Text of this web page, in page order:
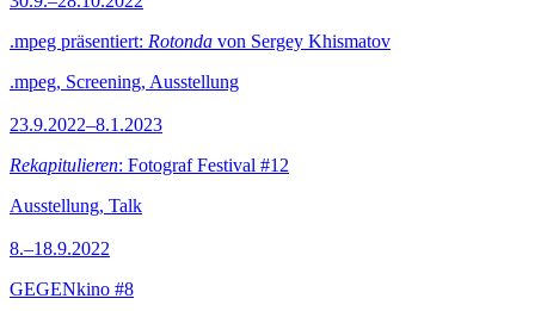
.mpeg präsentiert: Rotonda von Sergey Khismatov
.mpeg, Screening, Ausstellung
23.9.2022–8.1.2023
Rekapitulieren: Fotograf Festival #12
Ausstellung, Talk
8.–18.9.2022
GEGENkino #8